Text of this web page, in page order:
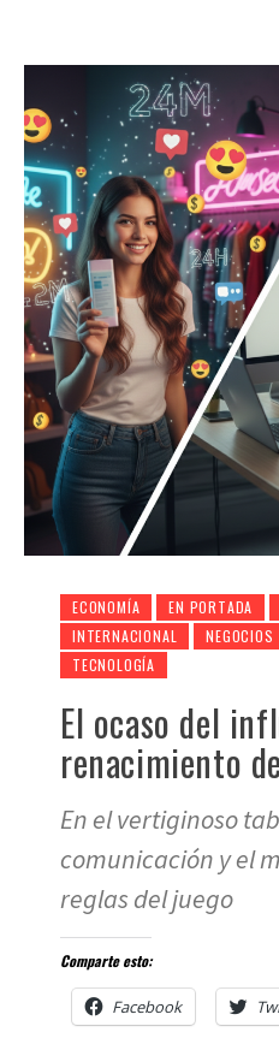
ECONOMÍA EN PORTADA
INTERNACIONAL
NEGOCIOS
TECNOLOGÍA
El ocaso del
renacimiento
En el vertiginoso
comunicación y el
reglas del juego
Comparte esto:
Facebook